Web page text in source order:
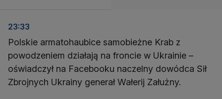
23:33
Polskie armatohaubice samobieżne Krab z
powodzeniem działają na froncie w Ukrainie –
oświadczył na Facebooku naczelny dowódca Sił
Zbrojnych Ukrainy generał Wałerij Załużny.